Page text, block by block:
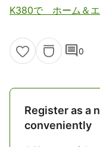
K380で ホーム＆
comment0
Register as a
conveniently